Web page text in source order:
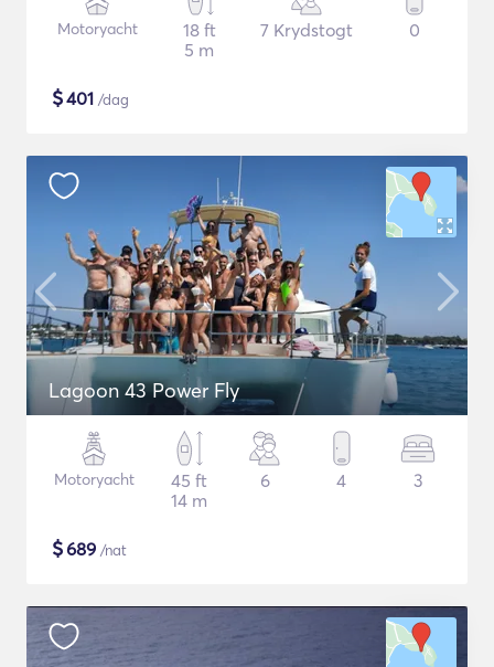
Motoryacht
18 ft
5 m
7 Krydstogt 0
$401 /dag
Lagoon 43 Power Fly
Motoryacht
45 ft
14 m
6 4 3
$689 /nat